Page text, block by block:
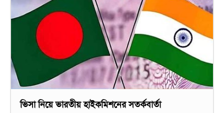
ভিসা নিয়ে ভারতীয় হাইকমিশনের সতর্কবার্তা